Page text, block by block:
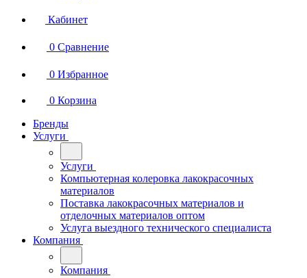
Кабинет
0 Сравнение
0 Избранное
0 Корзина
Бренды
Услуги
Услуги
Компьютерная колеровка лакокрасочных
материалов
Поставка лакокрасочных материалов и
отделочных материалов оптом
Услуга выездного технического специалиста
Компания
Компания